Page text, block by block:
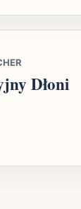
Dłoni